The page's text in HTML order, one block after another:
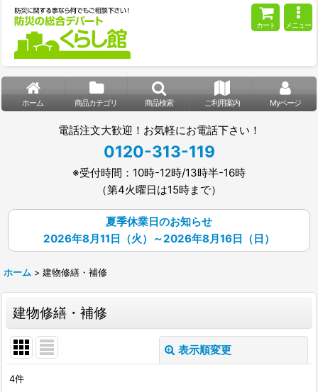
カート メニュー
ホーム 商品カテゴリ 商品検索 ご利用案内 Myページ
電話注文大歓迎！お気軽にお電話下さい！
0120-313-119
※受付時間：10時-12時/13時半-16時
（第4火曜日は15時まで）
夏季休業日のお知らせ
2026年8月11日（火）～2026年8月16日（日）
ホーム > 建物修繕・補修
建物修繕・補修
表示順変更
4件